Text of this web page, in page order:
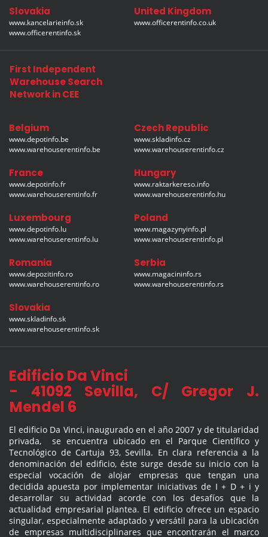
Slovakia
www.kancelarieinfo.sk
www.officerentinfo.sk
United Kingdom
www.officerentinfo.co.uk
First Independent
Warehouse Search
Network in CEE
Belgium
www.depotinfo.be
www.warehouserentinfo.be
Czech Republic
www.skladinfo.cz
www.warehouserentinfo.cz
France
www.depotinfo.fr
www.warehouserentinfo.fr
Hungary
www.raktarkereso.info
www.warehouserentinfo.hu
Luxembourg
www.depotinfo.lu
www.warehouserentinfo.lu
Poland
www.magazynyinfo.pl
www.warehouserentinfo.pl
Romania
www.depozitinfo.ro
www.warehouserentinfo.ro
Serbia
www.magacininfo.rs
www.warehouserentinfo.rs
Slovakia
www.skladinfo.sk
www.warehouserentinfo.sk
Edificio Da Vinci
- 41092 Sevilla, C/ Gregor J.
Mendel 6
El edificio Da Vinci, inaugurado en el año 2007 y de titularidad
privada, se encuentra ubicado en el Parque Científico y
Tecnológico de Cartuja 93, Sevilla. En clara referencia a la
denominación del edificio, éste surge desde su inicio con la
especial vocación de alojar empresas que tengan una
decidida apuesta por implementar iniciativas de I + D + i y
desarrollar su actividad acorde con los desafíos que la
actualidad empresarial plantea. El edificio ofrece un espacio
singular, especialmente adaptado y versátil para la ubicación
de empresas multidisciplinares que encontrarán el marco